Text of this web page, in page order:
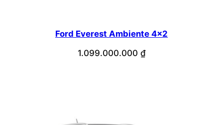
Ford Everest Ambiente 4×2
1.099.000.000 ₫